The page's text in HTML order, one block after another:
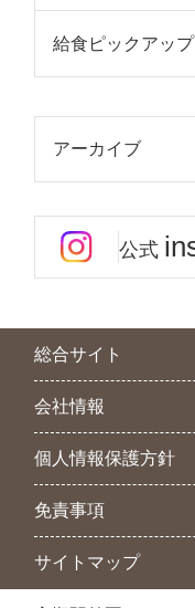
給食ピックアップ
アーカイブ
公式
総合サイト
会社情報
個人情報保護方針
免責事項
サイトマップ